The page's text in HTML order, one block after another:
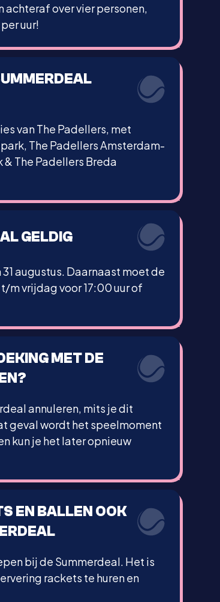
achteraf over vier personen,
uur!
van The Padellers, met
The Padellers Amsterdam-
The Padellers Breda
GELDIG
augustus. Daarnaast moet de
m vrijdag voor 17:00 uur of
MET DE
annuleren, mits je dit
geval wordt het speelmoment
kun je het later opnieuw
EN BALLEN OOK
bij de Summerdeal. Het is
rackets te huren en